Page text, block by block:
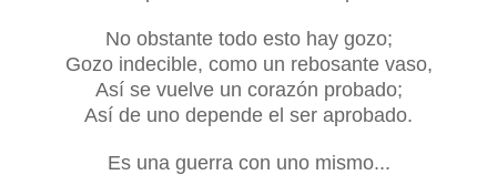
No obstante todo esto hay gozo;
Gozo indecible, como un rebosante vaso,
Así se vuelve un corazón probado;
Así de uno depende el ser aprobado.
Es una guerra con uno mismo...